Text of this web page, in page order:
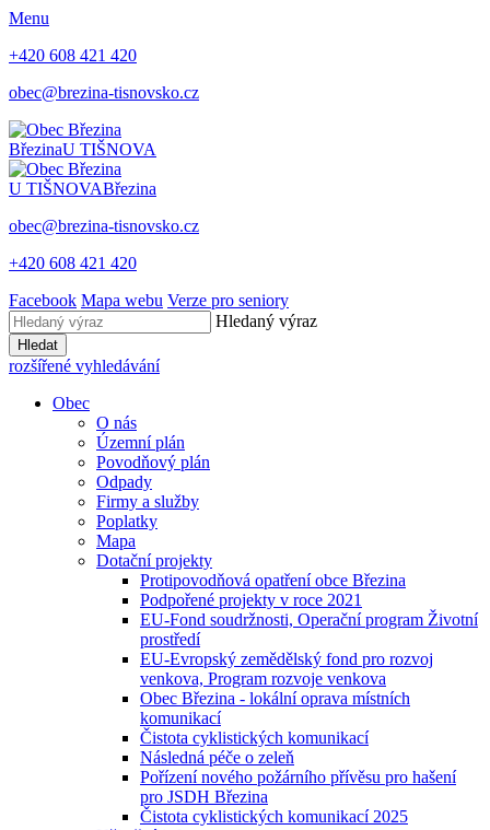
Menu
+420 608 421 420
obec@brezina-tisnovsko.cz
BřezinaU TIŠNOVA
U TIŠNOVABřezina
obec@brezina-tisnovsko.cz
+420 608 421 420
Facebook Mapa webu Verze pro seniory
Hledaný výraz
Hledat
rozšířené vyhledávání
Obec
O nás
Územní plán
Povodňový plán
Odpady
Firmy a služby
Poplatky
Mapa
Dotační projekty
Protipovodňová opatření obce Březina
Podpořené projekty v roce 2021
EU-Fond soudržnosti, Operační program Životní
prostředí
EU-Evropský zemědělský fond pro rozvoj
venkova, Program rozvoje venkova
Obec Březina - lokální oprava místních
komunikací
Čistota cyklistických komunikací
Následná péče o zeleň
Pořízení nového požárního přívěsu pro hašení
pro JSDH Březina
Čistota cyklistických komunikací 2025